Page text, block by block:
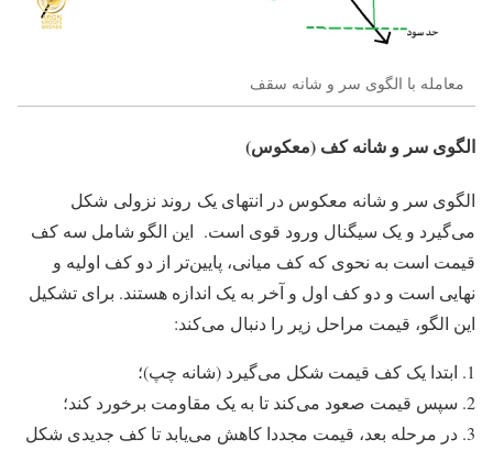
معامله با الگوی سر و شانه سقف
الگوی سر و شانه کف (معکوس)
الگوی سر و شانه معکوس در انتهای یک روند نزولی شکل
می‌گیرد و یک سیگنال ورود قوی است. این الگو شامل سه کف
قیمت است به نحوی که کف میانی، پایین‌تر از دو کف اولیه و
نهایی است و دو کف اول و آخر به یک اندازه هستند. برای تشکیل
این الگو، قیمت مراحل زیر را دنبال می‌کند:
ابتدا یک کف قیمت شکل می‌گیرد (شانه چپ)؛
سپس قیمت صعود می‌کند تا به یک مقاومت برخورد کند؛
در مرحله بعد، قیمت مجددا کاهش می‌یابد تا کف جدیدی شکل